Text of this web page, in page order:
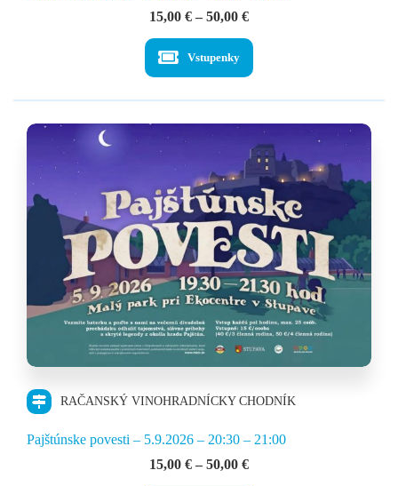
15,00 € – 50,00 €Price
15,00 €
50,00 €
Vstupenky
RAČANSKÝ VINOHRADNÍCKY CHODNÍK
Pajštúnske povesti – 5.9.2026 – 20:30 – 21:00
15,00 € – 50,00 €Price